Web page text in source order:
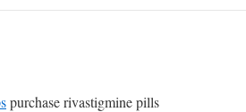
purchase rivastigmine pills